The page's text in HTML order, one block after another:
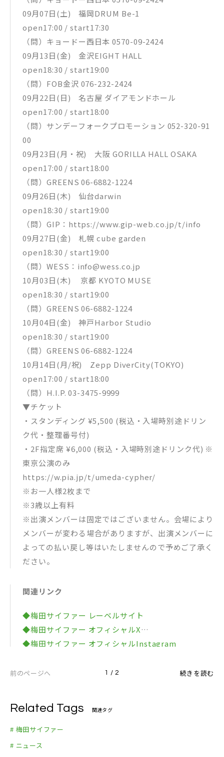
09月07日(土) 福岡DRUM Be-1
open17:00 / start17:30
（問）キョードー西日本 0570-09-2424
09月13日(金) 金沢EIGHT HALL
open18:30 / start19:00
（問）FOB金沢 076-232-2424
09月22日(日) 名古屋 ダイアモンドホール
open17:00 / start18:00
（問）サンデーフォークプロモーション 052-320-91
00
09月23日(月・祝) 大阪 GORILLA HALL OSAKA
open17:00 / start18:00
（問）GREENS 06-6882-1224
09月26日(木) 仙台darwin
open18:30 / start19:00
（問）GIP：https://www.gip-web.co.jp/t/info
09月27日(金) 札幌 cube garden
open18:30 / start19:00
（問）WESS：info@wess.co.jp
10月03日(木) 京都 KYOTO MUSE
open18:30 / start19:00
（問）GREENS 06-6882-1224
10月04日(金) 神戸Harbor Studio
open18:30 / start19:00
（問）GREENS 06-6882-1224
10月14日(月/祝) Zepp DiverCity(TOKYO)
open17:00 / start18:00
（問）H.I.P. 03-3475-9999
▼チケット
・スタンディング ¥5,500 (税込・入場時別途ドリン
ク代・整理番号付)
・2F指定席 ¥6,000 (税込・入場時別途ドリンク代) ※
東京公演のみ
https://w.pia.jp/t/umeda-cypher/
※お一人様2枚まで
※3歳以上有料
※出演メンバーは固定ではございません。会場により
メンバーが変わる場合がありますが、出演メンバーに
よっての払い戻し等はいたしませんので予めご了承く
ださい。
関連リンク
◆梅田サイファー レーベルサイト
◆梅田サイファー オフィシャルX
◆梅田サイファー オフィシャルInstagram
◆梅田サイファー オフィシャルYouTubeチャンネル
前のページへ 1 / 2 続きを読む
Related Tags 関連タグ
# 梅田サイファー
# ニュース